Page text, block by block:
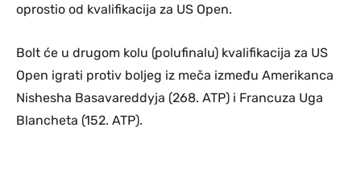
oprostio od kvalifikacija za US Open.
Bolt će u drugom kolu (polufinalu) kvalifikacija za US
Open igrati protiv boljeg iz meča između Amerikanca
Nishesha Basavareddyja (268. ATP) i Francuza Uga
Blancheta (152. ATP).